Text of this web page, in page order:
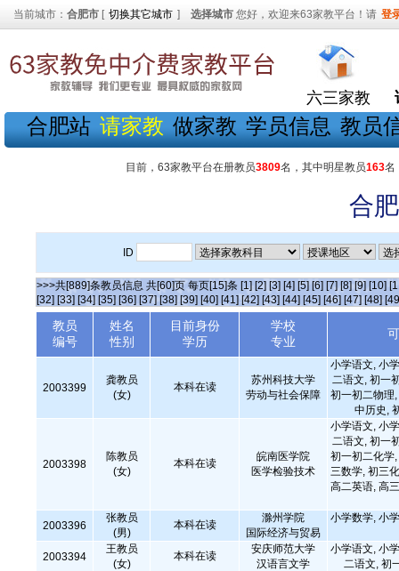
当前城市： 合肥市 [ 切换其它城市 ] 选择城市 您好，欢迎来63家教平台！请 登
六三家教
合肥站 请家教 做家教 学员信息 教员
目前，63家教平台在册教员3809名，其中明星教员163名
合
ID
>>>共[889]条教员信息 共[60]页 每页[15]条 [1] [2] [3] [4] [5] [6] [7] [8] [9] [10]
[32] [33] [34] [35] [36] [37] [38] [39] [40] [41] [42] [43] [44] [45] [46] [47] [48]
教员
编号
姓名
性别
目前身份
学历
学校
专业
2003399
龚教员
(女)
本科在读
苏州科技大学
劳动与社会保障
小学语文, 小
二语文, 初一
初一初二物理
中历史,
2003398
陈教员
(女)
本科在读
皖南医学院
医学检验技术
小学语文, 小
二语文, 初一
初一初二化学
三数学, 初三
高二英语, 高
2003396
张教员
(男)
本科在读
滁州学院
国际经济与贸易
小学数学, 小
2003394
王教员
(女)
本科在读
安庆师范大学
汉语言文学
小学语文, 小
二语文, 初